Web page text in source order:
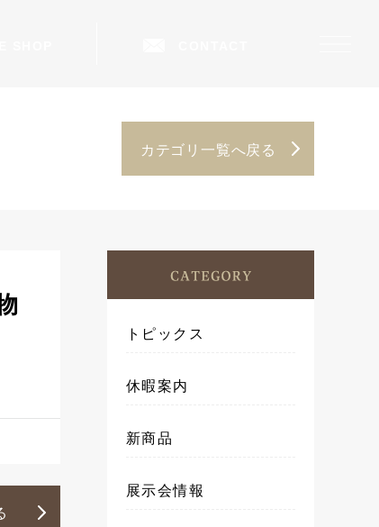
カテゴリ一覧へ戻る
トピックス
休暇案内
新商品
展示会情報